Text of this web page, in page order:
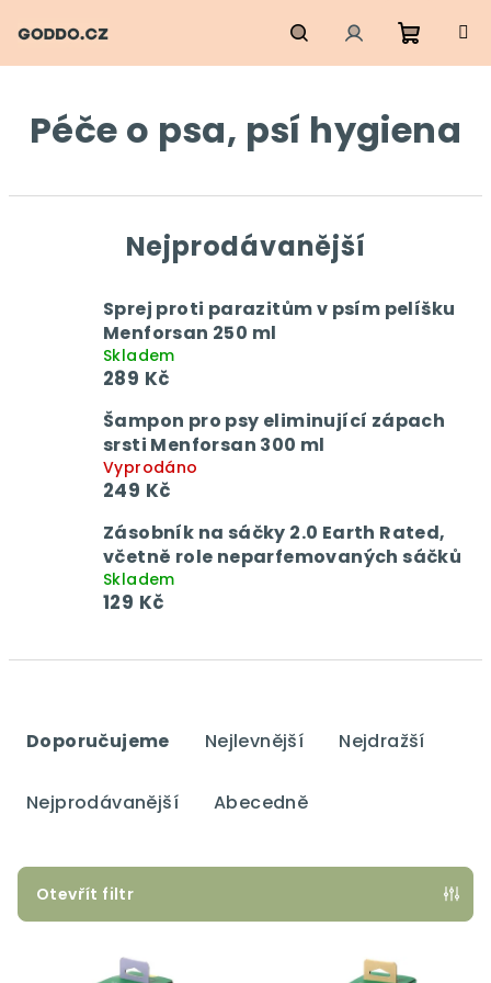
na
HledatPřihlášení
košík
Péče o psa, psí hygiena
Nejprodávanější
Sprej proti parazitům v psím pelíšku
Menforsan 250 ml
Skladem
289 Kč
Šampon pro psy eliminující zápach
srsti Menforsan 300 ml
Vyprodáno
249 Kč
Zásobník na sáčky 2.0 Earth Rated,
včetně role neparfemovaných sáčků
Skladem
129 Kč
r
Doporučujeme Nejlevnější Nejdražší
Nejprodávanější Abecedně
Otevřít filtr